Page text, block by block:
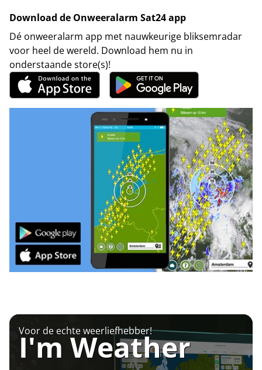
Download de Onweeralarm Sat24 app
Dé onweeralarm app met nauwkeurige bliksemradar
voor heel de wereld. Download hem nu in
onderstaande store(s)!
Voor de echte weerliefhebber!
I'm Weather